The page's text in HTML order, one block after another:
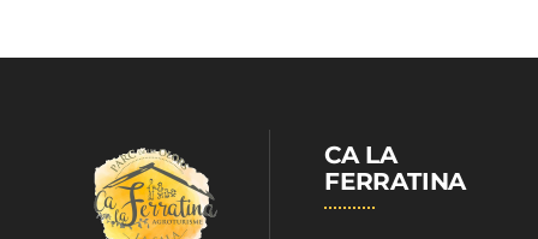
CA LA
FERRATINA